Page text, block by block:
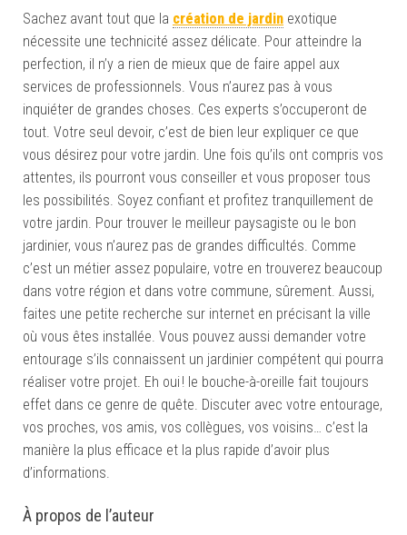
Sachez avant tout que la création de jardin exotique
nécessite une technicité assez délicate. Pour atteindre la
perfection, il n’y a rien de mieux que de faire appel aux
services de professionnels. Vous n’aurez pas à vous
inquiéter de grandes choses. Ces experts s’occuperont de
tout. Votre seul devoir, c’est de bien leur expliquer ce que
vous désirez pour votre jardin. Une fois qu’ils ont compris vos
attentes, ils pourront vous conseiller et vous proposer tous
les possibilités. Soyez confiant et profitez tranquillement de
votre jardin. Pour trouver le meilleur paysagiste ou le bon
jardinier, vous n’aurez pas de grandes difficultés. Comme
c’est un métier assez populaire, votre en trouverez beaucoup
dans votre région et dans votre commune, sûrement. Aussi,
faites une petite recherche sur internet en précisant la ville
où vous êtes installée. Vous pouvez aussi demander votre
entourage s’ils connaissent un jardinier compétent qui pourra
réaliser votre projet. Eh oui ! le bouche-à-oreille fait toujours
effet dans ce genre de quête. Discuter avec votre entourage,
vos proches, vos amis, vos collègues, vos voisins… c’est la
manière la plus efficace et la plus rapide d’avoir plus
d’informations.
À propos de l’auteur